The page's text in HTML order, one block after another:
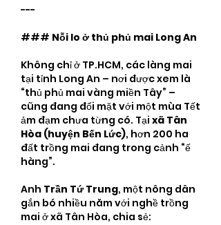
---
### Nỗi lo ở thủ phủ mai Long An
Không chỉ ở TP.HCM, các làng mai
tại tỉnh Long An – nơi được xem là
“thủ phủ mai vàng miền Tây” –
cũng đang đối mặt với một mùa Tết
ảm đạm chưa từng có. Tại xã Tân
Hòa (huyện Bến Lức), hơn 200 ha
đất trồng mai đang trong cảnh “ế
hàng”.
Anh Trần Tứ Trung, một nông dân
gắn bó nhiều năm với nghề trồng
mai ở xã Tân Hòa, chia sẻ: